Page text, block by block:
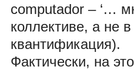
computador – ‘…
коллективе, а не
квантификация).
Фактически, на